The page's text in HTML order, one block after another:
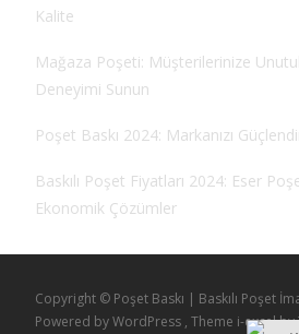
Kalite
Mağaza Poşeti: Müşterilerinize
Deneyimi Sunun
Poşet Baskı 2024: Markanızı
Baskılı Poşet Fiyatları 2024: Eser
Ekonomik Çözümler
Copyright © Poşet Baskı | Baskılı Poşet
Powered by WordPress , Theme i-excelby